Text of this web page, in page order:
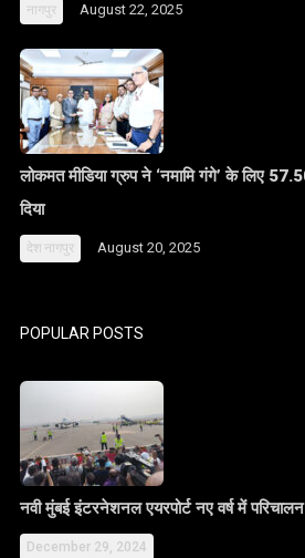
नागपुर August 22, 2025
लोकमत मीडिया ग्रुप ने ‘नमामि गंगे’ के लिए
दिया
देश नागपुर August 20, 2025
POPULAR POSTS
नवी मुंबई इंटरनेशनल एयरपोर्ट नए वर्ष में
December 29, 2024